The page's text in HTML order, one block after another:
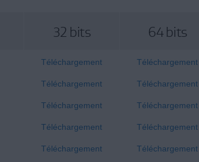
32 bits
64 bits
Téléchargement
Téléchargement
Téléchargement
Téléchargement
Téléchargement
Téléchargement
Téléchargement
Téléchargement
Téléchargement
Téléchargement